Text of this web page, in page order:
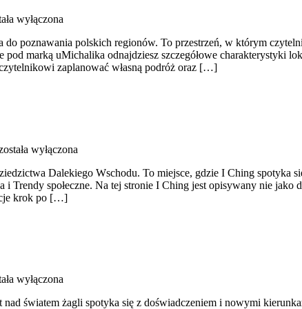
wyłączona
poznawania polskich regionów. To przestrzeń, w którym
marką uMichalika odnajdziesz szczegółowe charakterystyki
zaplanować własną podróż oraz […]
wyłączona
Dalekiego Wschodu. To miejsce, gdzie I Ching spotyka
społeczne. Na tej stronie I Ching jest opisywany nie jako
krok po […]
wyłączona
światem żagli spotyka się z doświadczeniem i nowymi